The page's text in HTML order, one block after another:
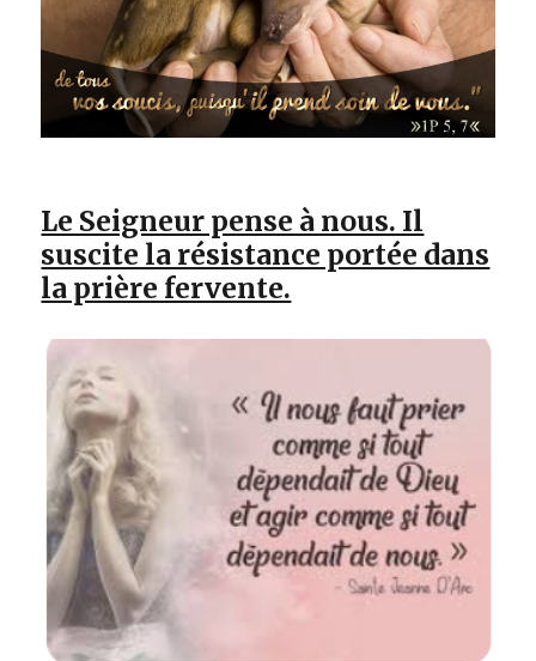
Le Seigneur pense à nous. Il
suscite la résistance portée dans
la prière fervente.